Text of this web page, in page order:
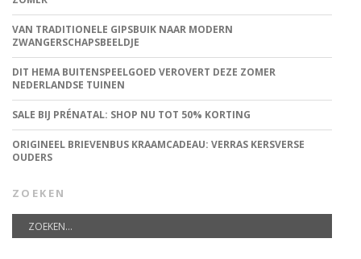
VAN TRADITIONELE GIPSBUIK NAAR MODERN
ZWANGERSCHAPSBEELDJE
DIT HEMA BUITENSPEELGOED VEROVERT DEZE ZOMER
NEDERLANDSE TUINEN
SALE BIJ PRÉNATAL: SHOP NU TOT 50% KORTING
ORIGINEEL BRIEVENBUS KRAAMCADEAU: VERRAS KERSVERSE
OUDERS
ZOEKEN